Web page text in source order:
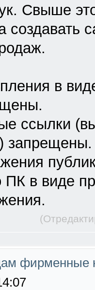
Свыше
создавать
в
ссылки
запрещены.
ПК в виде
фирменные